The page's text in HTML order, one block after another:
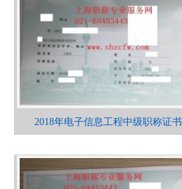
2018年电子信息工程中级职称证书